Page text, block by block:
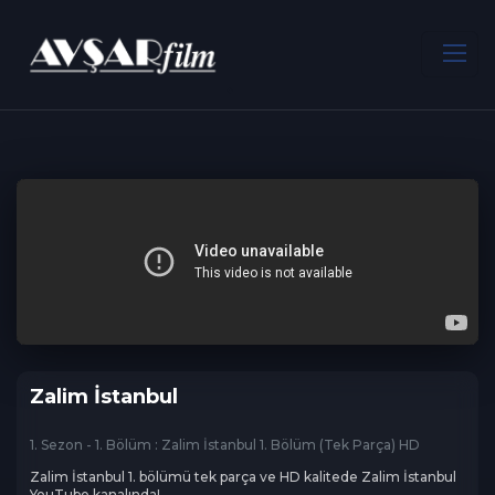
ANA SAYFA
Zalim İstanbul
1. Sezon - 1. Bölüm : Zalim İstanbul 1. Bölüm (Tek Parça) HD
Zalim İstanbul 1. bölümü tek parça ve HD kalitede Zalim İstanbul